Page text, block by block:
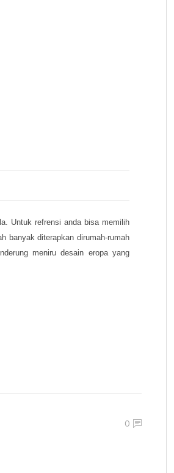
Untuk refrensi anda bisa memilih
banyak diterapkan dirumah-rumah
meniru desain eropa yang
0